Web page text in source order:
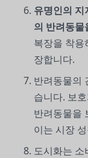
유명인의 지
의 반려동물
복장을 착용
장합니다.
반려동물의
습니다. 보
반려동물을
이는 시장
도시화는 소